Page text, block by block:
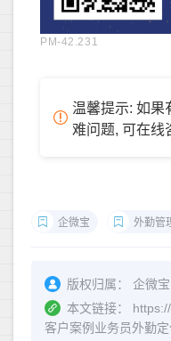
PM-42.231
温馨提示: 如果
难问题, 可在线
企微宝 外勤管
版权归属：
企微宝
本文链接：
客户案例业务员外勤